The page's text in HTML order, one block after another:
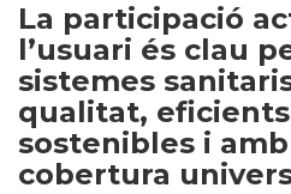
La participació
l’usuari és clau
sistemes
qualitat,
sostenibles i
cobertura